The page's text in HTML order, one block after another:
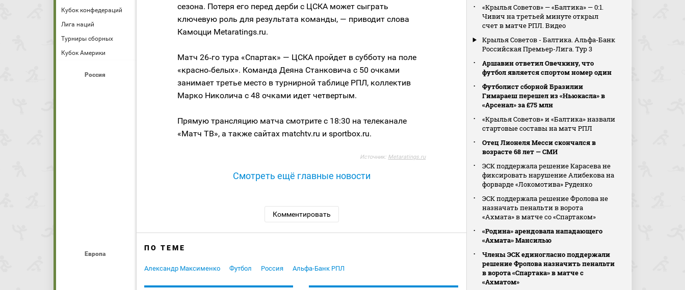
Кубок конфедераций
Лига наций
Турниры сборных
Кубок Америки
Россия
Европа
сезона. Потеря его перед дерби с ЦСКА может сыграть
ключевую роль для результата команды, — приводит слова
Камоцци Metaratings.ru.
Матч 26‑го тура «Спартак» — ЦСКА пройдет в субботу на поле
«красно‑белых». Команда Деяна Станковича с 50 очками
занимает третье место в турнирной таблице РПЛ, коллектив
Марко Николича с 48 очками идет четвертым.
Прямую трансляцию матча смотрите с 18:30 на телеканале
«Матч ТВ», а также сайтах matchtv.ru и sportbox.ru.
Источник: Metaratings.ru
Смотреть ещё главные новости
Комментировать
ПО ТЕМЕ
Александр Максименко Футбол Россия Альфа-Банк РПЛ
«Крылья Советов» — «Балтика» — 0:1.
Чивич на третьей минуте открыл
счет в матче РПЛ. Видео
Крылья Советов - Балтика. Альфа-Банк
Российская Премьер-Лига. Тур 3
Аршавин ответил Овечкину, что
футбол является спортом номер один
Футболист сборной Бразилии
Гимараеш перешел из «Ньюкасла» в
«Арсенал» за £75 млн
«Крылья Советов» и «Балтика» назвали
стартовые составы на матч РПЛ
Отец Лионеля Месси скончался в
возрасте 68 лет — СМИ
ЭСК поддержала решение Карасева не
фиксировать нарушение Алибекова на
форварде «Локомотива» Руденко
ЭСК поддержала решение Фролова не
назначать пенальти в ворота
«Ахмата» в матче со «Спартаком»
«Родина» арендовала нападающего
«Ахмата» Мансилью
Члены ЭСК единогласно поддержали
решение Фролова назначить пенальти
в ворота «Спартака» в матче с
«Ахматом»